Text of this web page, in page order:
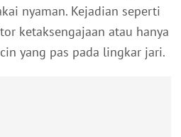
nyaman. Kejadian seperti
ketaksengajaan atau hanya
yang pas pada lingkar jari.